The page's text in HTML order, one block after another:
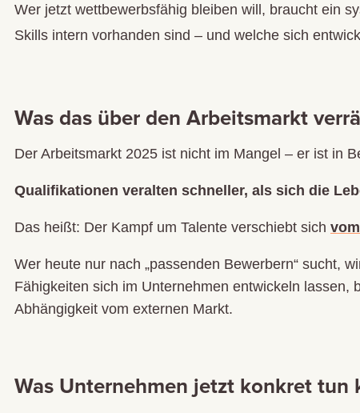
Wer jetzt wettbewerbsfähig bleiben will, braucht ein
Skills intern vorhanden sind – und welche sich
Was das über den Arbeitsmarkt
Der Arbeitsmarkt 2025 ist nicht im Mangel – er ist in
Qualifikationen veralten schneller, als sich die
Das heißt: Der Kampf um Talente verschiebt sich
Wer heute nur nach „passenden Bewerbern“ sucht,
Fähigkeiten sich im Unternehmen entwickeln
Abhängigkeit vom externen Markt.
Was Unternehmen jetzt konkret tun